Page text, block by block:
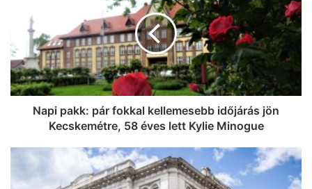
fokkal
kellemesebb
időjárás
jön
Kecskemétre,
58
Minogue
Napi pakk: pár fokkal kellemesebb időjárás jön
Kecskemétre, 58 éves lett Kylie Minogue
Megszólalt
NAV: